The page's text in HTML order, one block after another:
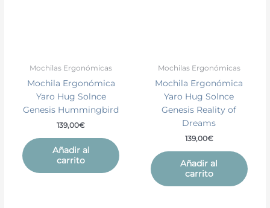
Mochilas Ergonómicas
Mochila Ergonómica
Yaro Hug Solnce
Genesis Hummingbird
139,00€
Añadir al
carrito
Mochilas Ergonómicas
Mochila Ergonómica
Yaro Hug Solnce
Genesis Reality of
Dreams
139,00€
Añadir al
carrito